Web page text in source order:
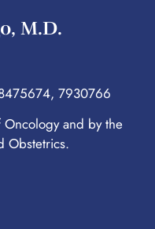
M.D.
7930766
and by the
Obstetrics.